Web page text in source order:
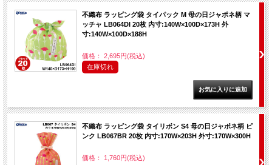
不織布 ラッピング袋 タイパック M 母の日ジャポネ柄 マ
ッチャ LB064DI 20枚 内寸:140W×100D×173H 外
寸:140W×100D×188H
価格： 2,695円(税込)
在庫切れ
不織布 ラッピング袋 タイリボン S4 母の日ジャポネ柄 ピ
ンク LB067BR 20枚 内寸:170W×203H 外寸:170W×300H
価格： 1,760円(税込)